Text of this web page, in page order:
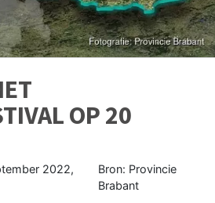
OP 20
2022,
Bron: Provincie
Brabant